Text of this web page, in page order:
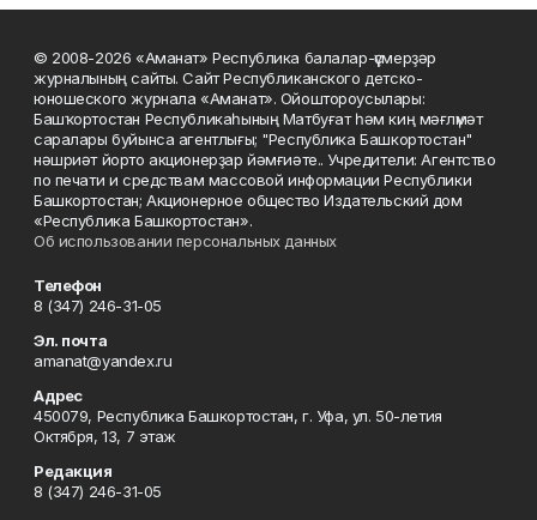
© 2008-2026 «Аманат» Республика балалар-үҫмерҙәр
журналының сайты. Сайт Республиканского детско-
юношеского журнала «Аманат». Ойоштороусылары:
Башҡортостан Республикаһының Матбуғат һәм киң мәғлүмәт
саралары буйынса агентлығы; "Республика Башкортостан"
нәшриәт йорто акционерҙар йәмғиәте.. Учредители: Агентство
по печати и средствам массовой информации Республики
Башкортостан; Акционерное общество Издательский дом
«Республика Башкортостан».
Об использовании персональных данных
Телефон
8 (347) 246-31-05
Эл. почта
amanat@yandex.ru
Адрес
450079, Республика Башкортостан, г. Уфа, ул. 50-летия
Октября, 13, 7 этаж
Редакция
8 (347) 246-31-05